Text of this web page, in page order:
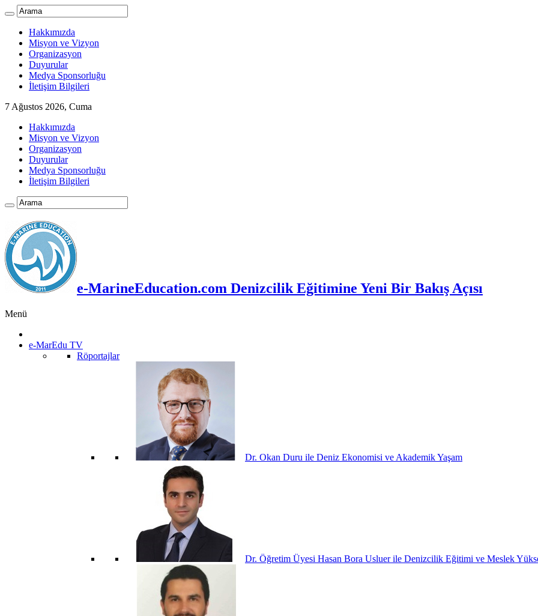
Hakkımızda
Misyon ve Vizyon
Organizasyon
Duyurular
Medya Sponsorluğu
İletişim Bilgileri
7 Ağustos 2026, Cuma
Hakkımızda
Misyon ve Vizyon
Organizasyon
Duyurular
Medya Sponsorluğu
İletişim Bilgileri
e-MarineEducation.com Denizcilik Eğitimine Yeni Bir Bakış Açısı
Menü
e-MarEdu TV
Röportajlar
Dr. Okan Duru ile Deniz Ekonomisi ve Akademik Yaşam
Dr. Öğretim Üyesi Hasan Bora Usluer ile Denizcilik Eğitimi ve Meslek